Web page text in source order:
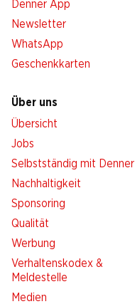
Denner App
Newsletter
WhatsApp
Geschenkkarten
Über uns
Übersicht
Jobs
Selbstständig mit Denner
Nachhaltigkeit
Sponsoring
Qualität
Werbung
Verhaltenskodex &
Meldestelle
Medien